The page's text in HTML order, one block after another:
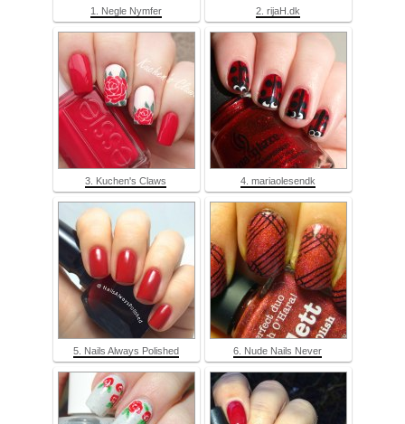
1. Negle Nymfer 2. rijaH.dk
3. Kuchen's Claws 4. mariaolesendk
5. Nails Always Polished 6. Nude Nails Never